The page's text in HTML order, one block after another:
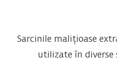
Sarcinile malițioase
utilizate în diverse